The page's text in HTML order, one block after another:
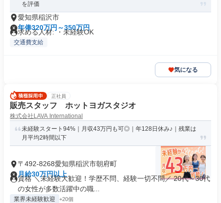
を評価
愛知県稲沢市
年俸320万円～350万円
求める人材: ・未経験OK
交通費支給
気になる
正社員
販売スタッフ ホットヨガスタジオ
株式会社LAVA International
未経験スタート94%｜月収43万円も可◎｜年128日休み♪｜残業は
月平均2時間以下
〒492-8268愛知県稲沢市朝府町
月給30万円以上
資格 ＼未経験大歓迎！学歴不問、経験一切不問／ 20代～30代
の女性が多数活躍中の職...
業界未経験歓迎 +20個